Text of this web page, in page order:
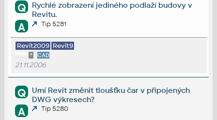
Q
Rychlé zobrazení jediného podlaží budovy v
Revitu.
A Tip 5281
Revit2009 Revit9
* CAD
21.11.2006
Q
Umí Revit změnit tloušťku čar v připojených
DWG výkresech?
A Tip 5280